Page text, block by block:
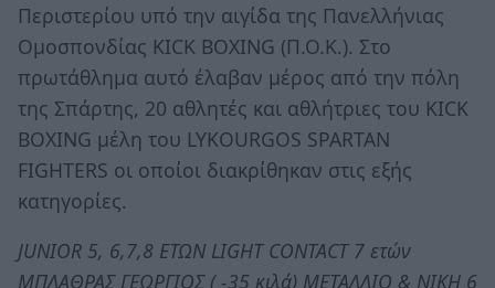
Περιστερίου υπό την αιγίδα της Πανελλήνιας
Ομοσπονδίας KICK BOXING (Π.Ο.Κ.). Στο
πρωτάθλημα αυτό έλαβαν μέρος από την πόλη
της Σπάρτης, 20 αθλητές και αθλήτριες του KICK
BΟXING μέλη του LYKOURGOS SPARTAN
FIGHTERS οι οποίοι διακρίθηκαν στις εξής
κατηγορίες.
JUNIOR 5, 6,7,8 ΕΤΩΝ LIGHT CONTACT 7 ετών
ΜΠΛΑΘΡΑΣ ΓΕΩΡΓΙΟΣ ( -35 κιλά) ΜΕΤΑΛΛΙΟ & ΝΙΚΗ 6